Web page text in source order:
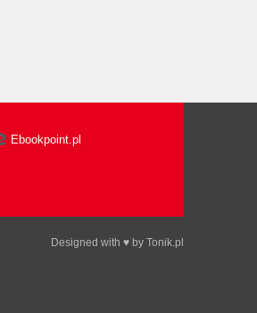
Ebookpoint.pl
Designed with ♥ by Tonik.pl